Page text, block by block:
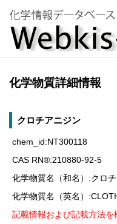
化学物質詳細情報
クロチアニジン
chem_id:NT300118
CAS RN®:210880-92-5
化学物質名（和名）:クロ
化学物質名（英名）
記載情報および記載方法